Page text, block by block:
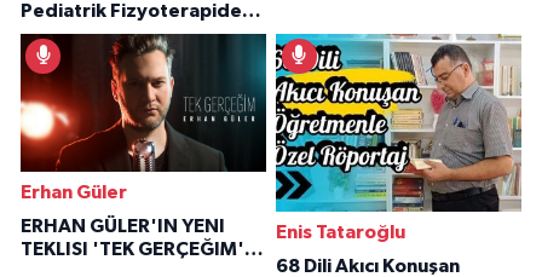
Pediatrik Fizyoterapiden
İlham Veren Hikâyeler
Erhan Güler
ERHAN GÜLER'IN YENI
TEKLISI 'TEK GERÇEĞIM'LE
Enis Tataroğlu
68 Dili Akıcı Konuşan